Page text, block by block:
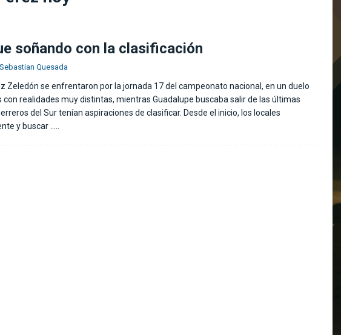
la Fiorentina
soñando con la clasificación
Sebastian Quesada
Zeledón se enfrentaron por la jornada 17 del campeonato nacional, en un duelo
con realidades muy distintas, mientras Guadalupe buscaba salir de las últimas
del Sur tenían aspiraciones de clasificar. Desde el inicio, los locales
y buscar